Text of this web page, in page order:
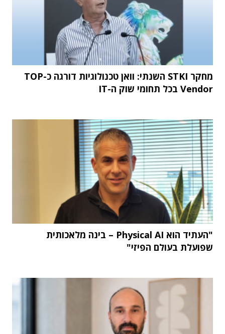
מחקר STKI השנתי: וואן טכנולוגיות דורגה כ-TOP
Vendor בכל תחומי שוק ה-IT
"העתיד הוא Physical AI – בינה מלאכותית
שפועלת בעולם הפיזי"